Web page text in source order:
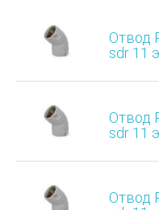
Отвод
sdr 11
Отвод
sdr 11
Отвод